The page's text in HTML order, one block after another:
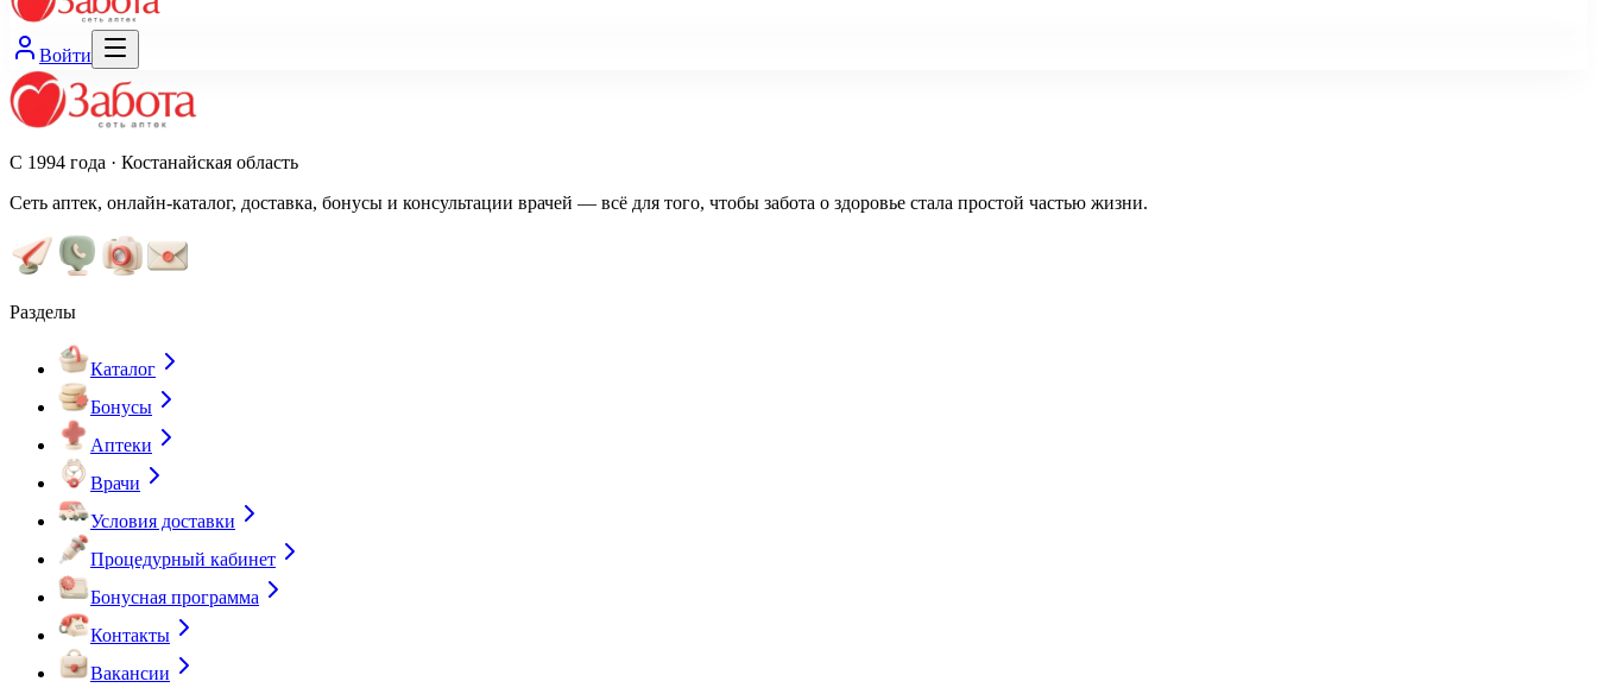
Войти
С 1994 года · Костанайская область
Сеть аптек, онлайн-каталог, доставка, бонусы и консультации врачей — всё для того, чтобы забота о здоровье стала простой частью жизни.
Разделы
Каталог
Бонусы
Аптеки
Врачи
Условия доставки
Процедурный кабинет
Бонусная программа
Контакты
Вакансии